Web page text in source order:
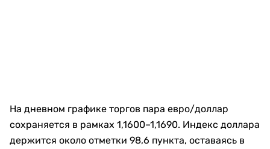
На дневном графике торгов пара евро/доллар
сохраняется в рамках 1,1600–1,1690. Индекс доллара
держится около отметки 98,6 пункта, оставаясь в